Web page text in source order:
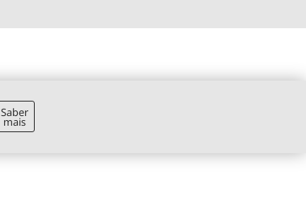
Saber
mais